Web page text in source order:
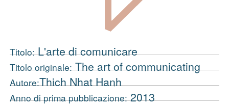
Titolo:L'arte di comunicare
Titolo originale:The art of communicating
Autore:Thich Nhat Hanh
Anno di prima pubblicazione:2013